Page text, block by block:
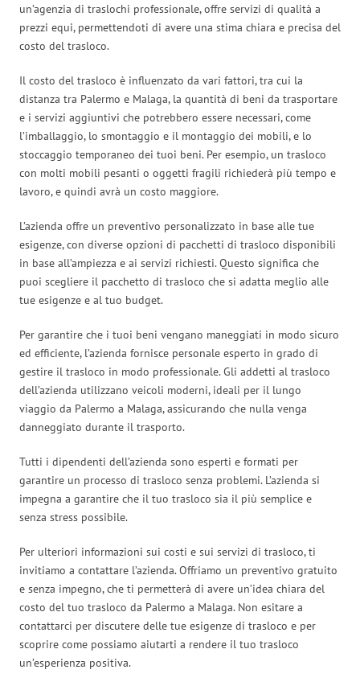
un’agenzia di traslochi professionale, offre servizi di qualità a
prezzi equi, permettendoti di avere una stima chiara e precisa del
costo del trasloco.
Il costo del trasloco è influenzato da vari fattori, tra cui la
distanza tra Palermo e Malaga, la quantità di beni da trasportare
e i servizi aggiuntivi che potrebbero essere necessari, come
l’imballaggio, lo smontaggio e il montaggio dei mobili, e lo
stoccaggio temporaneo dei tuoi beni. Per esempio, un trasloco
con molti mobili pesanti o oggetti fragili richiederà più tempo e
lavoro, e quindi avrà un costo maggiore.
L’azienda offre un preventivo personalizzato in base alle tue
esigenze, con diverse opzioni di pacchetti di trasloco disponibili
in base all’ampiezza e ai servizi richiesti. Questo significa che
puoi scegliere il pacchetto di trasloco che si adatta meglio alle
tue esigenze e al tuo budget.
Per garantire che i tuoi beni vengano maneggiati in modo sicuro
ed efficiente, l’azienda fornisce personale esperto in grado di
gestire il trasloco in modo professionale. Gli addetti al trasloco
dell’azienda utilizzano veicoli moderni, ideali per il lungo
viaggio da Palermo a Malaga, assicurando che nulla venga
danneggiato durante il trasporto.
Tutti i dipendenti dell’azienda sono esperti e formati per
garantire un processo di trasloco senza problemi. L’azienda si
impegna a garantire che il tuo trasloco sia il più semplice e
senza stress possibile.
Per ulteriori informazioni sui costi e sui servizi di trasloco, ti
invitiamo a contattare l’azienda. Offriamo un preventivo gratuito
e senza impegno, che ti permetterà di avere un’idea chiara del
costo del tuo trasloco da Palermo a Malaga. Non esitare a
contattarci per discutere delle tue esigenze di trasloco e per
scoprire come possiamo aiutarti a rendere il tuo trasloco
un’esperienza positiva.